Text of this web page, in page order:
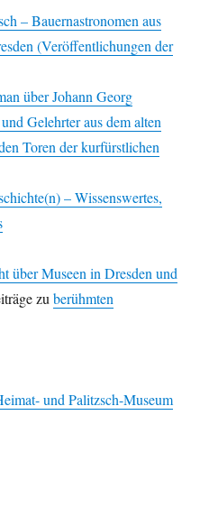
– Bauernastronomen aus
(Veröffentlichungen der
über Johann Georg
Gelehrter aus dem alten
Toren der kurfürstlichen
– Wissenswertes,
über Museen in Dresden und
zuberühmten
und Palitzsch-Museum